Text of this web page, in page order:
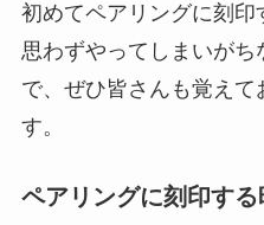
初めてペアリングに刻
思わずやってしまいが
で、ぜひ皆さんも覚えて
す。
ペアリングに刻印す